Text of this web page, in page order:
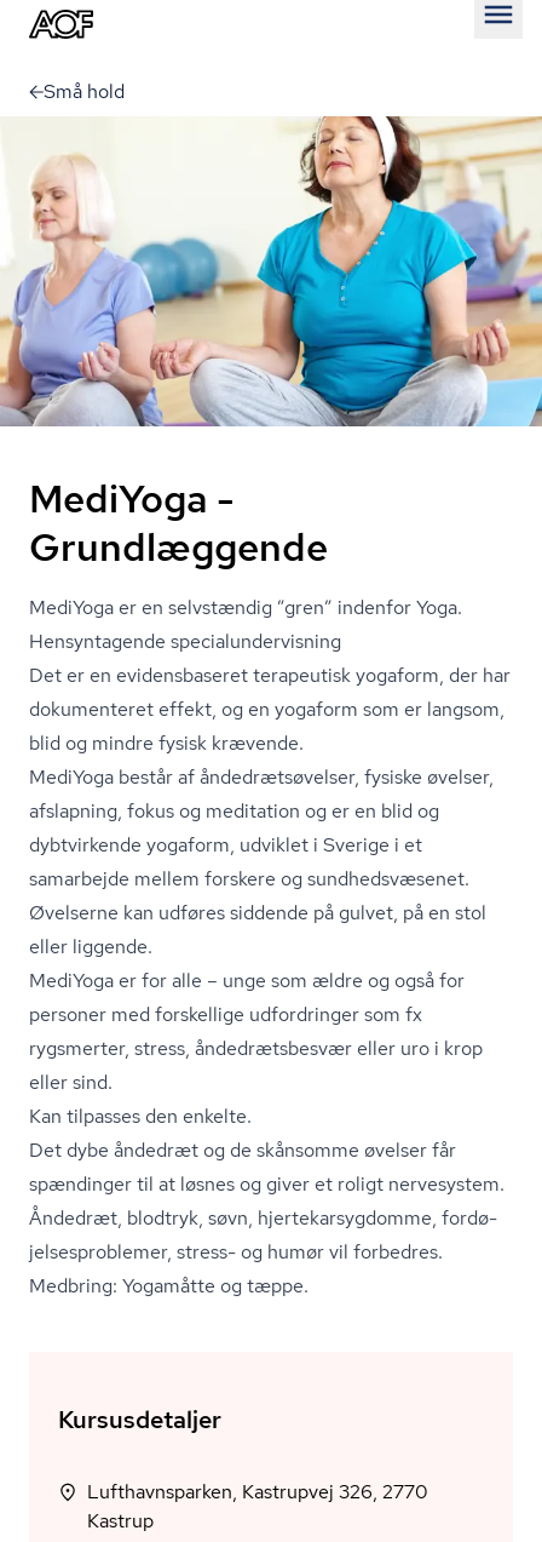
Små hold
MediYoga -
Grundlæggende
MediYoga er en selvstændig ”gren” indenfor Yoga.
Hensyntagende spe­ci­a­lun­der­vis­ning
Det er en evidensbaseret terapeutisk yogaform, der har
dokumenteret effekt, og en yogaform som er langsom,
blid og mindre fysisk krævende.
MediYoga består af ån­de­drætsø­vel­ser, fysiske øvelser,
afslapning, fokus og meditation og er en blid og
dybtvirkende yogaform, udviklet i Sverige i et
samarbejde mellem forskere og sund­heds­væ­se­net.
Øvelserne kan udføres siddende på gulvet, på en stol
eller liggende.
MediYoga er for alle – unge som ældre og også for
personer med forskellige udfordringer som fx
rygsmerter, stress, ån­de­dræts­be­svær eller uro i krop
eller sind.
Kan tilpasses den enkelte.
Det dybe åndedræt og de skånsomme øvelser får
spændinger til at løsnes og giver et roligt nervesystem.
Åndedræt, blodtryk, søvn, hjer­te­kar­syg­dom­me, for­dø­
jel­ses­pro­ble­mer, stress- og humør vil forbedres.
Medbring: Yogamåtte og tæppe.
Kursusdetaljer
Lufthavnsparken, Kastrupvej 326, 2770
Kastrup